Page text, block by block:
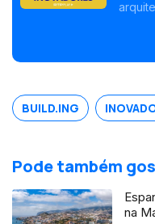
e
BUILD.ING
Pode também
na